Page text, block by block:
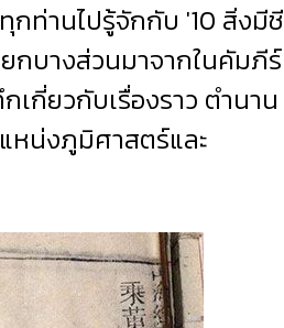
กท่านไปรู้จักกับ '10 สิ่งมีชี
กบางส่วนมาจากในคัมภีร์
เกี่ยวกับเรื่องราว ตำนาน
หน่งภูมิศาสตร์และ